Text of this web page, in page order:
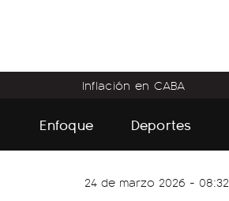
Inflación en CABA
Enfoque Deportes
24 de marzo 2026 - 08:32